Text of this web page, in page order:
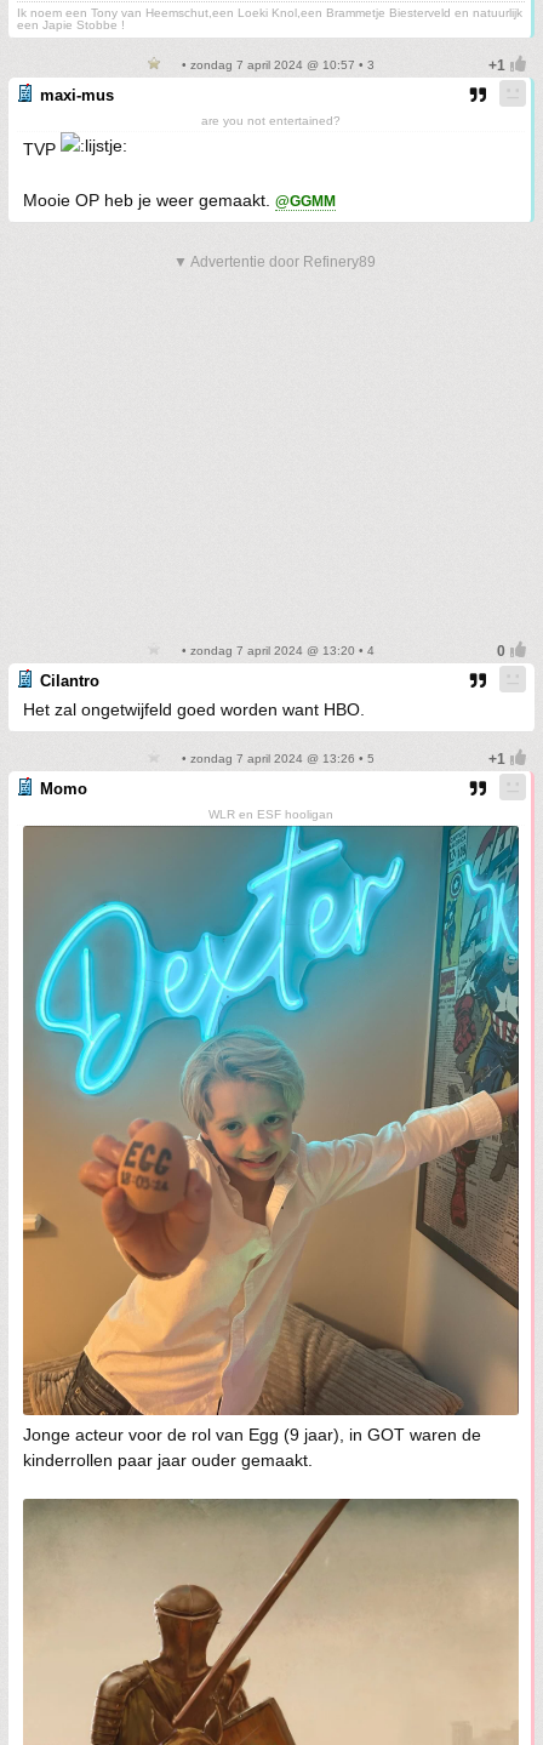
Ik noem een Tony van Heemschut,een Loeki Knol,een Brammetje Biesterveld en natuurlijk
een Japie Stobbe !
• zondag 7 april 2024 @ 10:57 • 3
maxi-mus
are you not entertained?
TVP
Mooie OP heb je weer gemaakt. @GGMM
▼ Advertentie door Refinery89
• zondag 7 april 2024 @ 13:20 • 4
Cilantro
Het zal ongetwijfeld goed worden want HBO.
• zondag 7 april 2024 @ 13:26 • 5
Momo
WLR en ESF hooligan
Jonge acteur voor de rol van Egg (9 jaar), in GOT waren de
kinderrollen paar jaar ouder gemaakt.